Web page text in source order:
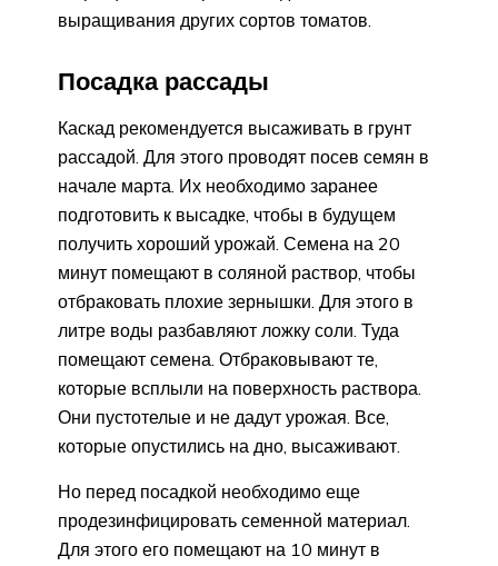
выращивания других сортов томатов.
Посадка рассады
Каскад рекомендуется высаживать в грунт
рассадой. Для этого проводят посев семян в
начале марта. Их необходимо заранее
подготовить к высадке, чтобы в будущем
получить хороший урожай. Семена на 20
минут помещают в соляной раствор, чтобы
отбраковать плохие зернышки. Для этого в
литре воды разбавляют ложку соли. Туда
помещают семена. Отбраковывают те,
которые всплыли на поверхность раствора.
Они пустотелые и не дадут урожая. Все,
которые опустились на дно, высаживают.
Но перед посадкой необходимо еще
продезинфицировать семенной материал.
Для этого его помещают на 10 минут в